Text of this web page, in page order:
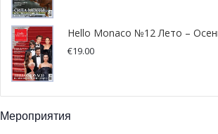
Hello Monaco №12 Лето –
€19.00
Мероприятия